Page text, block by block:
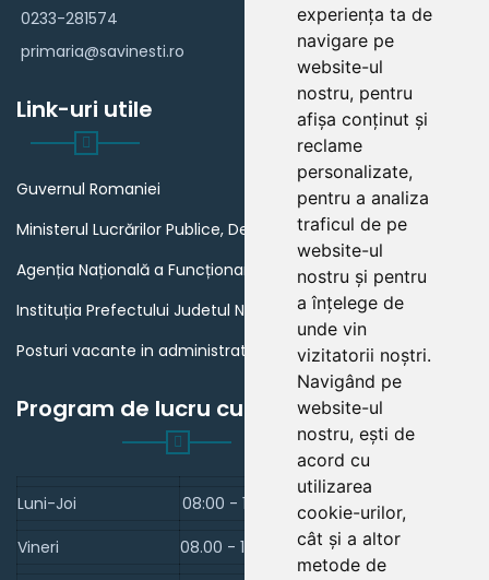
experiența ta de
navigare pe
website-ul
nostru, pentru
afișa conținut și
reclame
personalizate,
pentru a analiza
traficul de pe
website-ul
nostru și pentru
a înțelege de
unde vin
vizitatorii noștri.
Navigând pe
website-ul
nostru, ești de
acord cu
utilizarea
cookie-urilor,
cât și a altor
metode de
0233-281574
primaria@savinesti.ro
Link-uri utile
Guvernul Romaniei
Ministerul Lucrărilor Publice, Dezvoltării și Administrației
Agenția Națională a Funcționarilor Publici
Instituția Prefectului Judetul Neamt
Posturi vacante in administratia publica din Romania
Program de lucru cu publicul
Luni-Joi
08:00 - 16:30
Vineri
08.00 - 14.00